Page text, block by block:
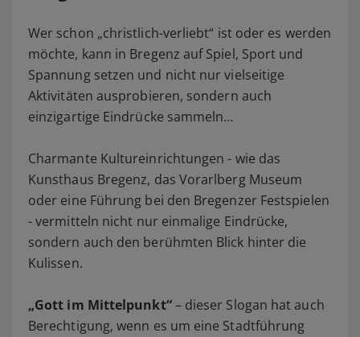
Wer schon „christlich-verliebt“ ist oder es werden
möchte, kann in Bregenz auf Spiel, Sport und
Spannung setzen und nicht nur vielseitige
Aktivitäten ausprobieren, sondern auch
einzigartige Eindrücke sammeln…
Charmante Kultureinrichtungen - wie das
Kunsthaus Bregenz, das Vorarlberg Museum
oder eine Führung bei den Bregenzer Festspielen
- vermitteln nicht nur einmalige Eindrücke,
sondern auch den berühmten Blick hinter die
Kulissen.
„Gott im Mittelpunkt“– dieser Slogan hat auch
Berechtigung, wenn es um eine Stadtführung